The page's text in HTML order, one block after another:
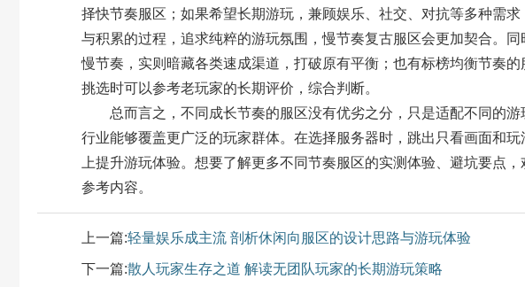
择快节奏服区；如果希望长期游玩，兼顾娱乐、社交、对抗等多种需
与积累的过程，追求纯粹的游玩氛围，慢节奏复古服区会更加契合。
慢节奏，实则暗藏各类速成渠道，打破原有平衡；也有标榜均衡节奏
挑选时可以参考老玩家的长期评价，综合判断。
总而言之，不同成长节奏的服区没有优劣之分，只是适配不同的游
行业能够覆盖更广泛的玩家群体。在选择服务器时，跳出只看画面和
上提升游玩体验。想要了解更多不同节奏服区的实测体验、避坑要点，
参考内容。
上一篇:轻量娱乐成主流 剖析休闲向服区的设计思路与游玩体验
下一篇:散人玩家生存之道 解读无团队玩家的长期游玩策略